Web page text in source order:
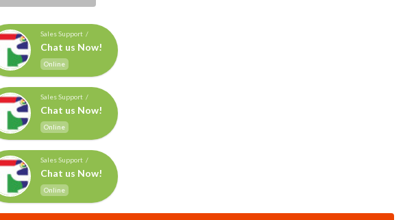
Sales Support /
Chat us Now!
Online
Sales Support /
Chat us Now!
Online
Sales Support /
Chat us Now!
Online